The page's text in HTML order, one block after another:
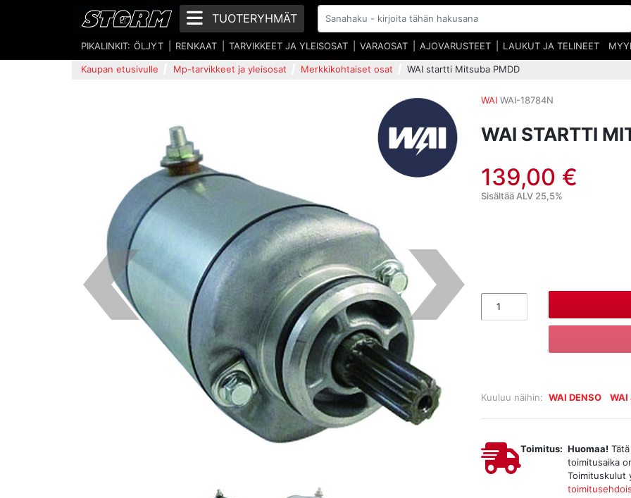
TUOTERYHMÄT
PIKALINKIT: ÖLJYT RENKAAT TARVIKKEET JA YLEISOSAT VARAOSAT AJOVARUSTEET LAUKUT JA TELINEET
Kaupan etusivulle Mp-tarvikkeet ja yleisosat Merkkikohtaiset osat WAI startti Mitsuba PMDD
WAI WAI-18784N
WAI STARTTI
139,00 €
Sisältää ALV 25,5%
Kuuluu näihin: WAI DENSO WAI
Toimitus: Huomaa!
toimitusaika
Toimituskulut